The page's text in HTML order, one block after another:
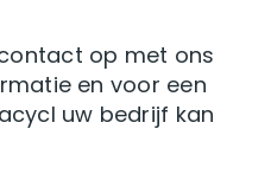
op met ons
en voor een
uw bedrijf kan